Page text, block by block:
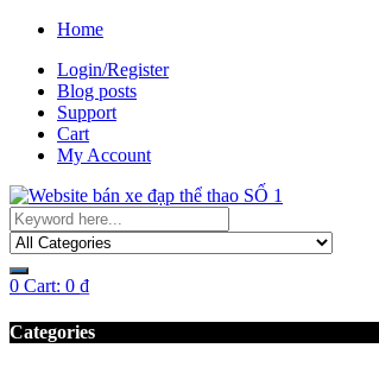
Home
Login/Register
Blog posts
Support
Cart
My Account
0 Cart: 0 ₫
Categories